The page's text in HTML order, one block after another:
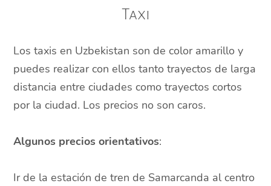
Taxi
Los taxis en Uzbekistan son de color amarillo y
puedes realizar con ellos tanto trayectos de larga
distancia entre ciudades como trayectos cortos
por la ciudad. Los precios no son caros.
Algunos precios orientativos:
Ir de la estación de tren de Samarcanda al centro